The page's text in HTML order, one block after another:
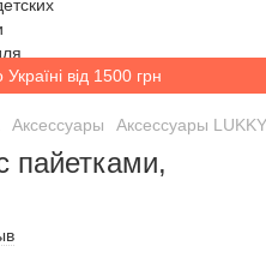
від 1500 грн
Аксессуары Аксессуары LUKKY
пайетками,